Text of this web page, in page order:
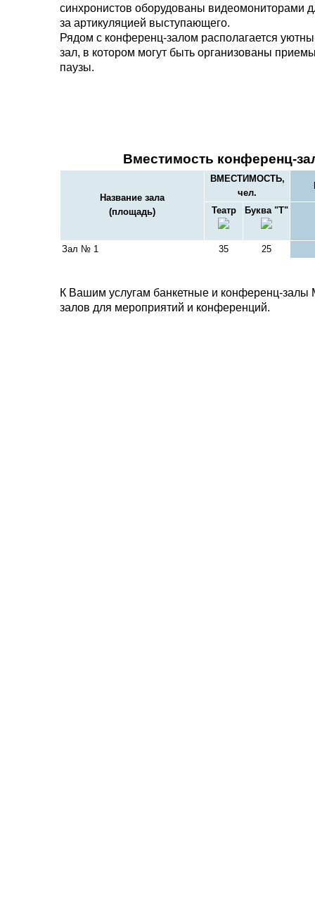
синхронистов оборудованы видеомониторами
за артикуляцией выступающего.
Рядом с конференц-залом располагается
зал, в котором могут быть организованы
паузы.
Вместимость конференц-
Название зала
(площадь)
ВМЕСТИМОСТЬ,
чел.
Театр Буква "Т"
Зал № 1 35 25
К Вашим услугам банкетные и конференц-залы
залов для мероприятий и конференций.